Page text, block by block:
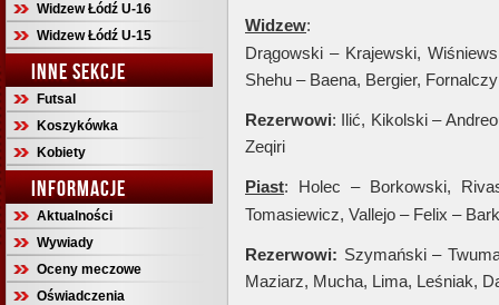
Widzew Łódź U-16
Widzew Łódź U-15
INNE SEKCJE
Futsal
Koszykówka
Kobiety
INFORMACJE
Aktualności
Wywiady
Oceny meczowe
Oświadczenia
Widzew:
Drągowski – Krajewski,
Shehu – Baena, Bergier,
Rezerwowi: Ilić, Kikolski –
Zeqiri
Piast: Holec – Borkowski,
Tomasiewicz, Vallejo – Felix –
Rezerwowi: Szymański –
Maziarz, Mucha, Lima, Leśniak,